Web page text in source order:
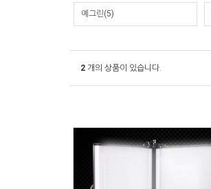
예그린(5)
2 개의 상품이 있습니다.